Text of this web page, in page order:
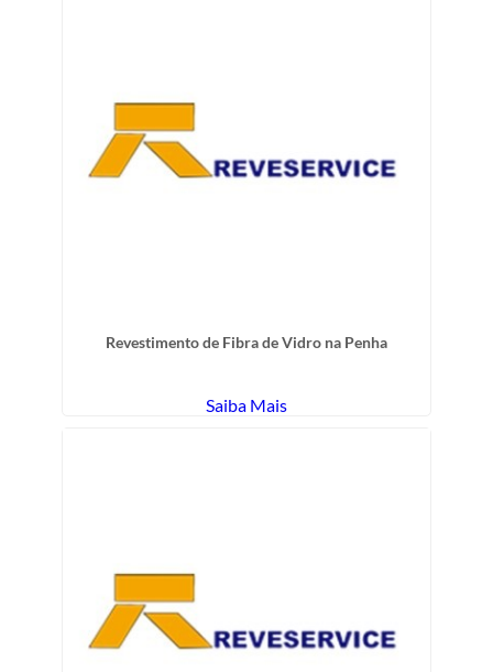
Revestimento de Fibra de Vidro na Penha
Saiba Mais